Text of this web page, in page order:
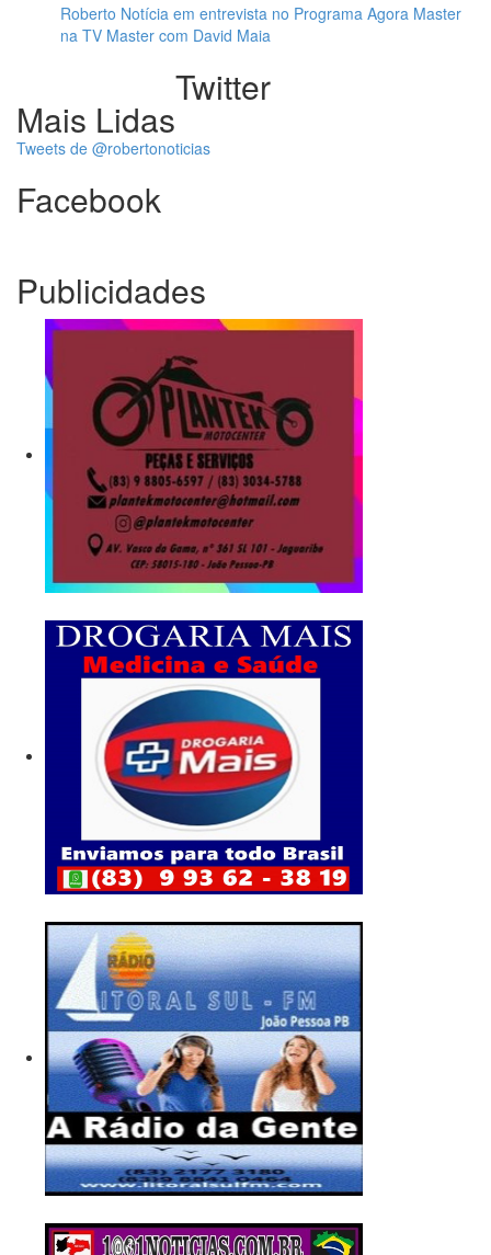
Roberto Notícia em entrevista no Programa Agora Master
na TV Master com David Maia
Mais Lidas
Twitter
Tweets de @robertonoticias
Facebook
Publicidades